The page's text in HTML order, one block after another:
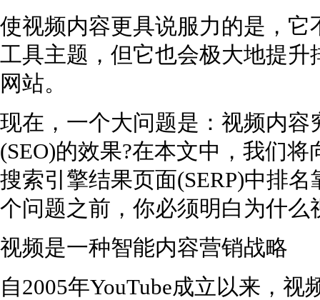
使视频内容更具说服力的是，
工具主题，但它也会极大地提
网站。
现在，一个大问题是：视频内
(SEO)的效果?在本文中，我们
搜索引擎结果页面(SERP)中排
个问题之前，你必须明白为什
视频是一种智能内容营销战略
自2005年YouTube成立以来，